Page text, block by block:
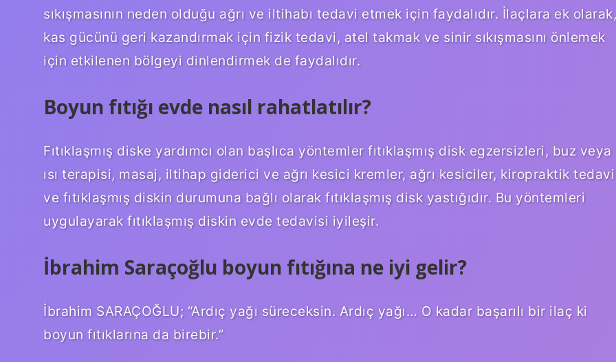
sıkışmasının neden olduğu ağrı ve iltihabı tedavi etmek için faydalıdır. İlaçlara ek olarak,
kas gücünü geri kazandırmak için fizik tedavi, atel takmak ve sinir sıkışmasını önlemek
için etkilenen bölgeyi dinlendirmek de faydalıdır.
Boyun fıtığı evde nasıl rahatlatılır?
Fıtıklaşmış diske yardımcı olan başlıca yöntemler fıtıklaşmış disk egzersizleri, buz veya
ısı terapisi, masaj, iltihap giderici ve ağrı kesici kremler, ağrı kesiciler, kiropraktik tedavi
ve fıtıklaşmış diskin durumuna bağlı olarak fıtıklaşmış disk yastığıdır. Bu yöntemleri
uygulayarak fıtıklaşmış diskin evde tedavisi iyileşir.
İbrahim Saraçoğlu boyun fıtığına ne iyi gelir?
İbrahim SARAÇOĞLU; “Ardıç yağı süreceksin. Ardıç yağı… O kadar başarılı bir ilaç ki
boyun fıtıklarına da birebir.”